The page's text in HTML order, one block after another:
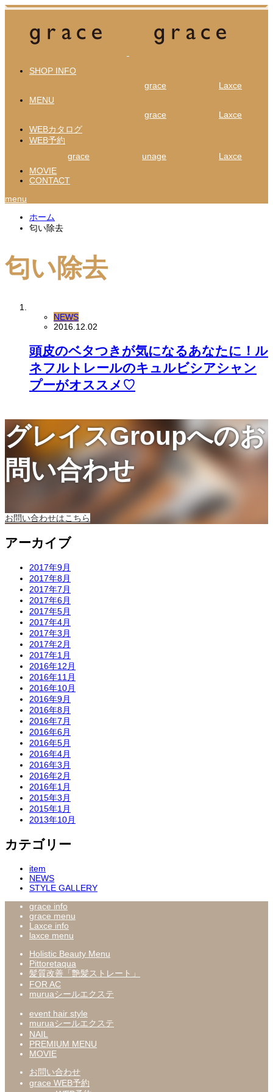
SHOP INFO
grace
Laxce
MENU
grace
Laxce
WEBカタログ
WEB予約
grace
unage
Laxce
MOVIE
CONTACT
menu
ホーム
匂い除去
匂い除去
NEWS
2016.12.02
頭皮のベタつきが気になるあなたに！ル
ネフルトレールのキュルビシアシャン
プーがオススメ♡
グレイスGroupへのお
問い合わせ
お問い合わせはこちら
アーカイブ
2017年9月
2017年8月
2017年7月
2017年6月
2017年5月
2017年4月
2017年3月
2017年2月
2017年1月
2016年12月
2016年11月
2016年10月
2016年9月
2016年8月
2016年7月
2016年6月
2016年5月
2016年4月
2016年3月
2016年2月
2016年1月
2015年3月
2015年1月
2013年10月
カテゴリー
item
NEWS
STYLE GALLERY
grace info
grace menu
Laxce info
laxce menu
Holistic Beauty Menu
Pittoretaqua
髪質改善「艶髪ストレート」
FOR AC
muruaシールエクステ
event hair style
muruaシールエクステ
NAIL
PREMIUM MENU
MOVIE
お問い合わせ
grace WEB予約